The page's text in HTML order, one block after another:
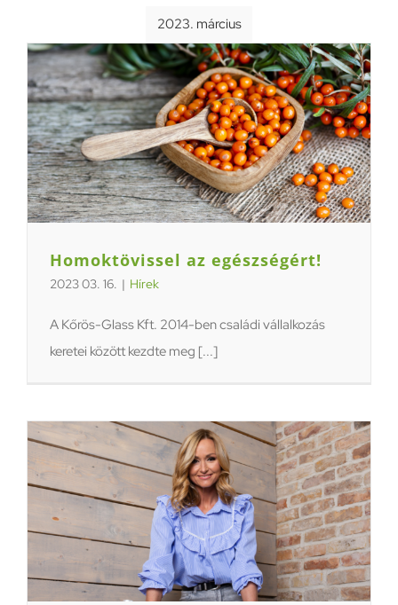
2023. március
Homoktövissel az egészségért!
2023 03. 16. | Hírek
A Kőrös-Glass Kft. 2014-ben családi vállalkozás
keretei között kezdte meg [...]